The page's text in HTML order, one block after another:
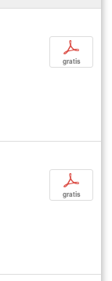
p
gratis
p
gratis